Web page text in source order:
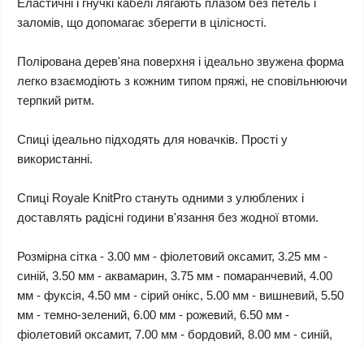
Еластичні і гнучкі кабелі лягають плазом без петель і
заломів, що допомагає зберегти в цілісності.
Полірована дерев'яна поверхня і ідеально звужена форма
легко взаємодіють з кожним типом пряжі, не сповільнюючи
терпкий ритм.
Спиці ідеально підходять для новачків. Прості у
використанні.
Спиці Royale KnitPro стануть одними з улюблених і
доставлять радісні години в'язання без жодної втоми.
Розмірна сітка - 3.00 мм - фіолетовий оксамит, 3.25 мм -
синій, 3.50 мм - аквамарин, 3.75 мм - помаранчевий, 4.00
мм - фуксія, 4.50 мм - сірий онікс, 5.00 мм - вишневий, 5.50
мм - темно-зелений, 6.00 мм - рожевий, 6.50 мм -
фіолетовий оксамит, 7.00 мм - бордовий, 8.00 мм - синій,